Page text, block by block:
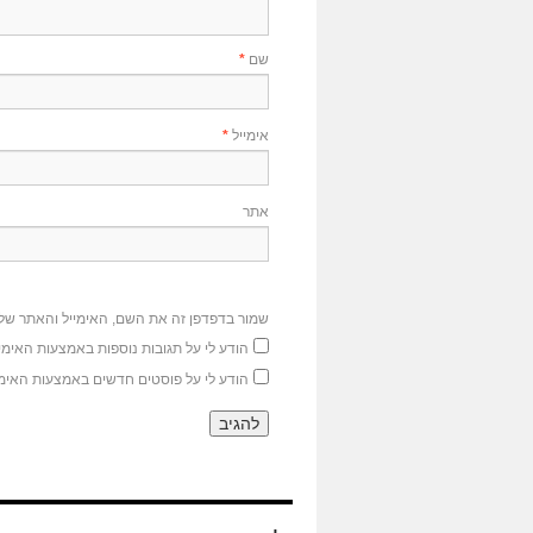
שם *
אימייל *
אתר
שמור בדפדפן זה את השם, האימייל והאתר
הודע לי על תגובות נוספות באמצעות
הודע לי על פוסטים חדשים באמצעות